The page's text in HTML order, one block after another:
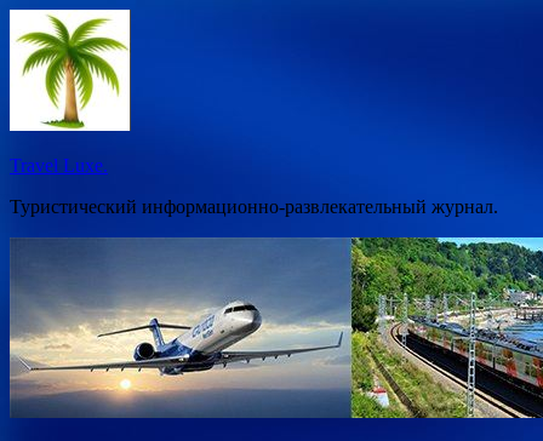
Перейти
к
содержимому
Travel Luxe.
Туристический информационно-развлекательный журнал.